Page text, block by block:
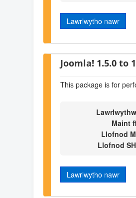
Lawrlwytho nawr
Joomla! 1.5.0 to
This package is for
Maint
Llofnod
Llofnod
Lawrlwytho nawr